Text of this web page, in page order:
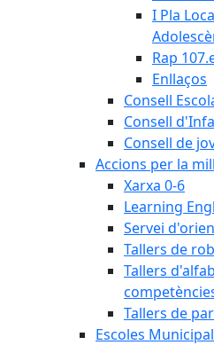
I Pla
Rap
Enllaços
Consell
Consell
Consell de
Accions per la
Xarxa 0-6
Learning
Servei
Tallers de
Tallers
Tallers de
Escoles